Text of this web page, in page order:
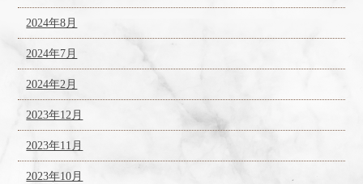
2024年8月
2024年7月
2024年2月
2023年12月
2023年11月
2023年10月